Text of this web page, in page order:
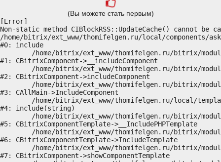
(Вы можете стать первым)
[Error]
Non-static method CIBlockRSS::UpdateCache() cannot
/home/bitrix/ext_www/thomifelgen.ru/local/components/
#0: include
#1: CBitrixComponent->__includeComponent
#2: CBitrixComponent->includeComponent
#3: CAllMain->IncludeComponent
#4: include(string)
#5: CBitrixComponentTemplate->__IncludePHPTemplate
#6: CBitrixComponentTemplate->IncludeTemplate
#7: CBitrixComponent->showComponentTemplate